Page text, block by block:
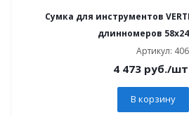
Сумка для инструментов
длинномеров
Артикул:
4 473руб./шт
В корзину